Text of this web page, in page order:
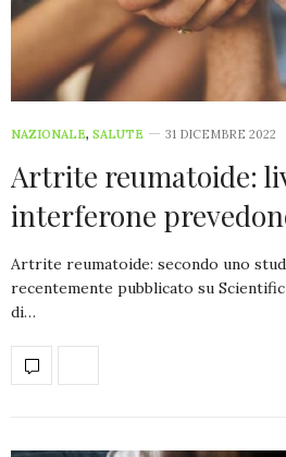
NAZIONALE, SALUTE 31 DICEMBRE 2022
Artrite reumatoide:
interferone
Artrite reumatoide: secondo uno
recentemente pubblicato su
di…